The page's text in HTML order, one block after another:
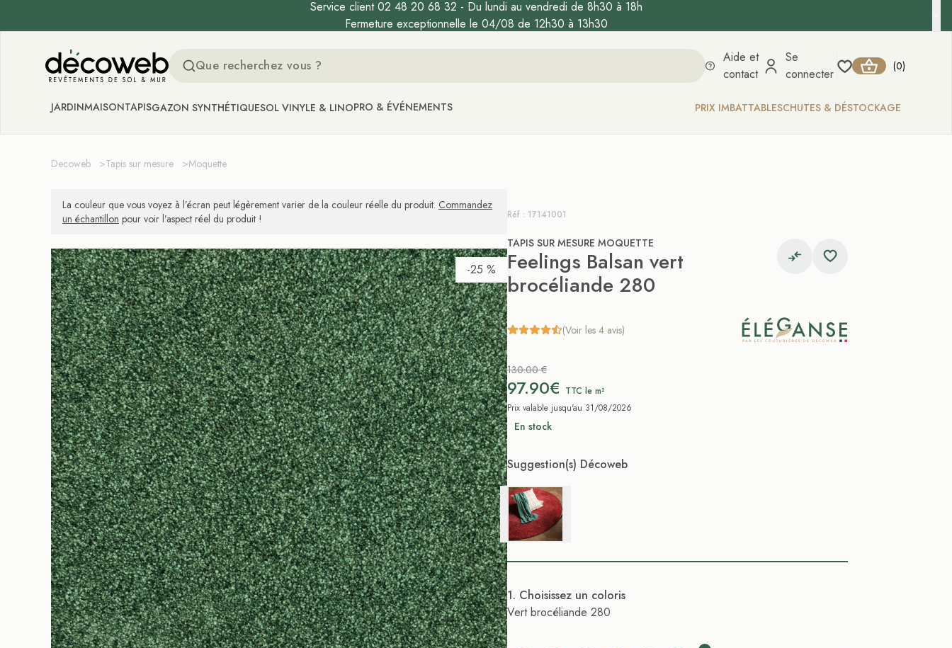
Service client 02 48 20 68 32 - Du lundi au vendredi de 8h30 à 18h
Fermeture exceptionnelle le 04/08 de 12h30 à 13h30
Decoweb
Aide et
contact
Se
connecter
(0)
JARDINMAISONTAPISGAZON SYNTHÉTIQUESOL VINYLE & LINOPRO & ÉVÉNEMENTS PRIX IMBATTABLESCHUTES & DÉSTOCKAGE
Decoweb >Tapis sur mesure >Moquette
La couleur que vous voyez à l’écran peut légèrement varier de la couleur réelle du produit. Commandez
un échantillon pour voir l’aspect réel du produit !
-25 %
Réf : 17141001
TAPIS SUR MESURE MOQUETTE
Feelings Balsan vert
brocéliande 280
(Voir les 4 avis)
130.00 €
97.90€ TTC le m²
Prix valable jusqu'au 31/08/2026
En stock
Suggestion(s) Décoweb
. Choisissez un coloris
Vert brocéliande 280